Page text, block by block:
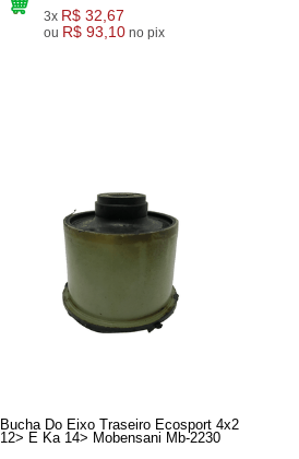
3x R$ 32,67
ou R$ 93,10 no pix
Bucha Do Eixo Traseiro Ecosport 4x2
12> E Ka 14> Mobensani Mb-2230